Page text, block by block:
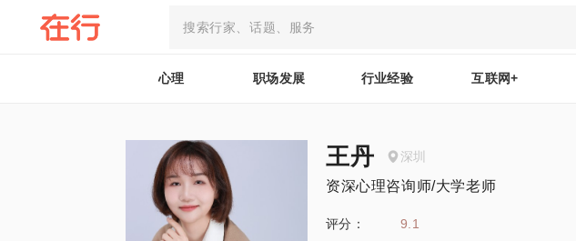
心理 职场发展 行业经验 互联网+
王丹 深圳
资深心理咨询师/大学老师
评分：
9.1